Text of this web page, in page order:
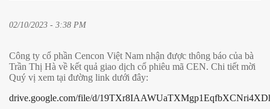
02/10/2023 - 3:38 PM
Công ty cổ phần Cencon Việt Nam nhận được thông báo của bà
Trần Thị Hà về kết quả giao dịch cổ phiêu mã CEN. Chi tiết mời
Quý vị xem tại đường link dưới đây:
drive.google.com/file/d/